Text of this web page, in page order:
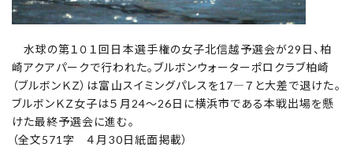
水球の第１０１回日本選手権の女子北信越予選会が29日、柏
崎アクアパークで行われた。ブルボンウォーターポロクラブ柏崎
（ブルボンＫＺ）は富山スイミングパレスを17―７と大差で退けた。
ブルボンＫＺ女子は５月24～26日に横浜市である本戦出場を懸
けた最終予選会に進む。
（全文571字 ４月30日紙面掲載）